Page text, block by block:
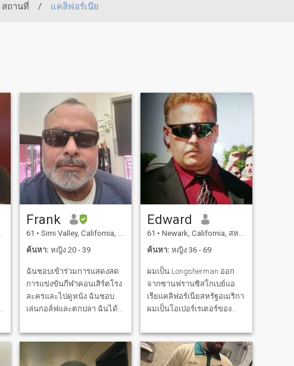
สถานที่ / แคลิฟอร์เนีย
Frank
61 • Simi Valley, California, สหรัฐอเมริกา
ค้นหา: หญิง 20 - 39
ฉันชอบเข้าร่วมการแสดงสด
การแข่งขันกีฬาคอนเสิร์ตโรง
ละครและไปดูหนัง ฉันชอบ
เล่นกอล์ฟและตกปลา ฉันได้
ตอนนี้ฉันอยู่ในการฟอกไตสิบ
สัปดาห์ ตอนนี้ฉันไม่สามารถ
Edward
61 • Newark, California, สหรัฐอเมริกา
ค้นหา: หญิง 36 - 69
ผมเป็น Longsherman ออก
จากซานฟรานซิสโกเบย์แอ
เรียแคลิฟอร์เนียสหรัฐอเมริกา
ผมเป็นโอเปอร์เรเตอร์ของ
โดยสารและใบอนุญาต
MACANIC รวมทั้ง I AM A&P
ขึ้นอยู่กับรอบมอเตอร์ของ